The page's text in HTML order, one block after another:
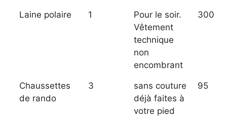
Laine polaire 1
Pour le soir.
Vêtement
technique
non
encombrant
300
Chaussettes
de rando
3
sans couture
déjà faites à
votre pied
95